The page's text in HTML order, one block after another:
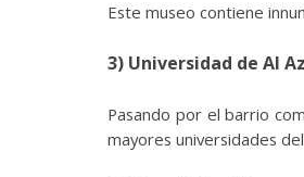
Este museo contiene
3) Universidad de Al
Pasando por el barrio
mayores universidades